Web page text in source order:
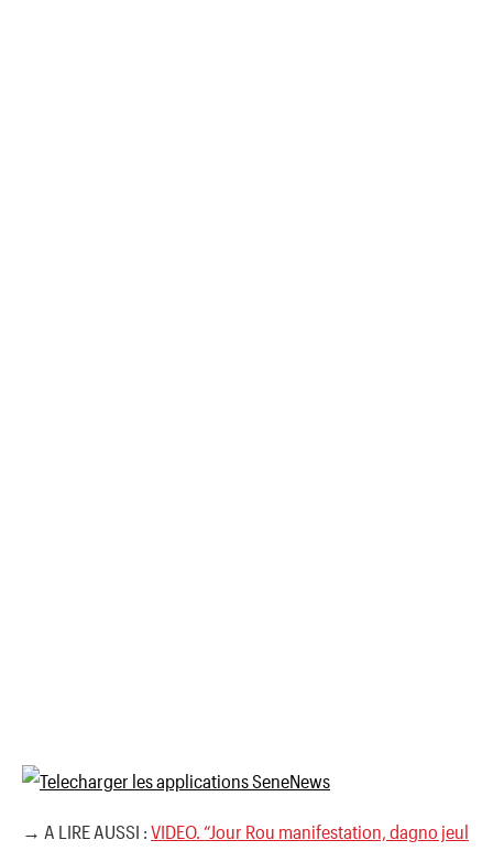
→ A LIRE AUSSI : VIDEO. “Jour Rou manifestation, dagno jeul